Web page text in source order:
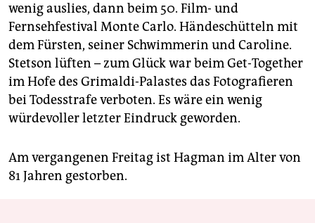
wenig auslies, dann beim 50. Film- und
Fernsehfestival Monte Carlo. Händeschütteln mit
dem Fürsten, seiner Schwimmerin und Caroline.
Stetson lüften – zum Glück war beim Get-Together
im Hofe des Grimaldi-Palastes das Fotografieren
bei Todesstrafe verboten. Es wäre ein wenig
würdevoller letzter Eindruck geworden.
Am vergangenen Freitag ist Hagman im Alter von
81 Jahren gestorben.